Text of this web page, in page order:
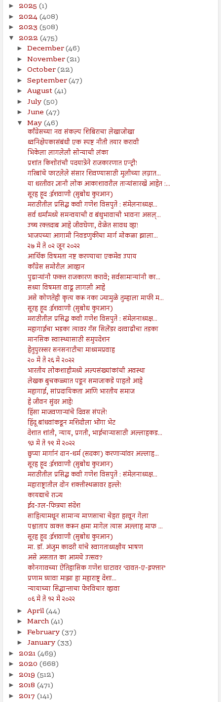
► 2025 (1)
► 2024(408)
► 2023 (508)
▼ 2022 (475)
► December(46)
► November(21)
► October(22)
► September(47)
► August(41)
► July(50)
► June (47)
▼ May(46)
काँग्रेसच्या नव संकल्प शिबिराचा लेखाजोखा
ध्वनिक्षेपकासंबंधी एक स्पष्ट नीती तयार करावी
भिकेला लागलेली सोन्याची लंका
प्रशांत किशोरांची पदयात्रेने राजकारणात एन्ट्री!
गरिबांचे फाटलेले संसार शिवण्यासाठी मुलीच्या लग्नात...
या धरतीवर ज्ञानी लोक आकाशावरील ताऱ्यांसारखे आहेत :...
सूरह हूद :ईशवाणी (सुबोध कुरआन)
मराठीतील प्रसिद्ध कवी गणेश विसपुते : संमेलनाध्यक्ष...
सर्व धर्मांमध्ये समन्वयाची व बंधुभावाची भावना असल्...
उच्च रक्तदाब आहे जीवघेणा, वेळेत सावध व्हा!
भाजपच्या आगामी निवडणुकीचा मार्ग मोकळा झाला...
२७ मे ते ०२ जून २०२२
आर्थिक विषमता नष्ट करण्याचा एकमेव उपाय
काँग्रेस समोरील आव्हान
पुढाऱ्यांनी फक्त राजकारण करावे; सर्वसामान्यांनी का...
सध्या विषमता वाढू लागली आहे
असे कोणतेही कृत्य करू नका ज्यामुळे तुम्हाला माफी म...
सूरह हूद :ईशवाणी (सुबोध कुरआन)
मराठीतील प्रसिद्ध कवी गणेश विसपुते : संमेलनाध्यक्ष...
महागाईचा भडका त्यावर गॅस सिलेंडर दरवाढीचा तडका
मानसिक स्वास्थ्यासाठी समुपदेशन
हेतुपुरस्सर सनसनाटीचा माध्यमप्रवाह
२० मे ते २६ मे २०२२
भारतीय लोकशाहीमध्ये अल्पसंख्यांकांची अवस्था
लेखक बुचकळ्यात पडून समाजाकडे पाहतो आहे
महागाई, सांप्रदायिकता आणि भारतीय समाज
हे जीवन सुंदर आहे!
हिंसा माजवणाऱ्यांचे दिवस संपले!
हिंदू बांधवांकडून मशिदीला भोंगा भेट
देशात शांती, न्याय, प्रगती, भाईचाऱ्यासाठी अल्लाहकड...
१३ मे ते १९ मे २०२२
छुप्या मार्गानं दान-धर्म (सदका) करणाऱ्यांवर अल्लाह...
सूरह हूद :ईशवाणी (सुबोध कुरआन)
मराठीतील प्रसिद्ध कवी गणेश विसपुते : संमेलनाध्यक्ष...
महाराष्ट्रातील दोन शक्तीस्थळावर हल्ले!
कायद्याचे राज्य
ईद-उल-फित्रचा संदेश
साहित्यामधून सामान्य माणसाचा चेहरा हरवून गेला
पश्चाताप व्यक्त करून क्षमा मागेल त्यास अल्लाह माफ ...
सूरह हूद :ईशवाणी (सुबोध कुरआन)
मा. डॉ. अंजुम कादरी यांचे स्वागताध्यक्षीय भाषण
असे असतात का आमचे उत्सव?
कोनगावच्या ऐतिहासिक गणेश घाटावर ‘दावत-ए-इफ्तार’
प्रणाम घ्यावा माझा हा महाराष्ट्र देशा...
न्यायाच्या सिद्धान्ताचा फेरविचार व्हावा
०६ मे ते १२ मे २०२२
► April(44)
► March(41)
► February(37)
► January(33)
► 2021(469)
► 2020 (668)
► 2019 (512)
► 2018 (471)
► 2017 (141)